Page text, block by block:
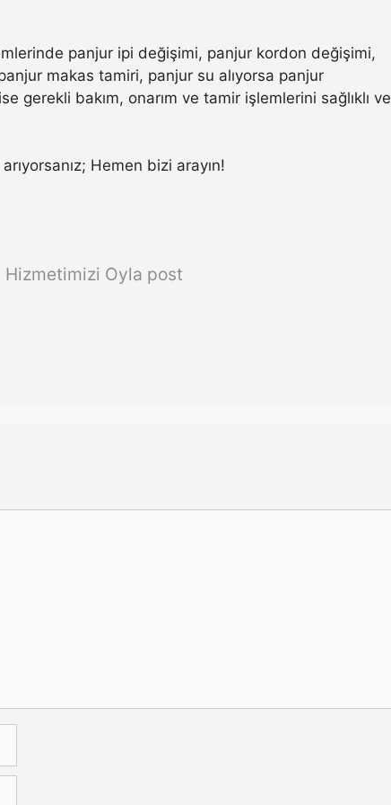
panjur ipi değişimi, panjur kordon değişimi,
makas tamiri, panjur su alıyorsa panjur
gerekli bakım, onarım ve tamir işlemlerini sağlıklı ve
Hemen bizi arayın!
Hizmetimizi Oyla post